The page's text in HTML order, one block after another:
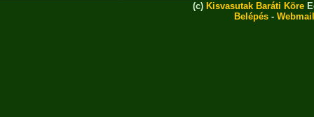
(c) Kisvasutak Baráti Köre
Belépés - Webmail